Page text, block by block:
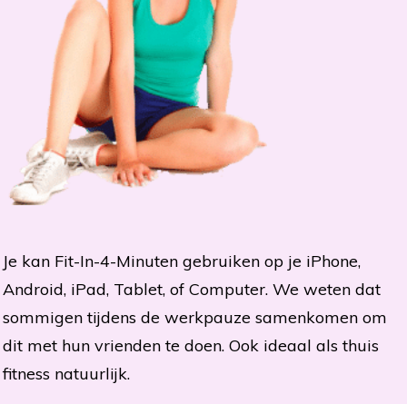
Je kan Fit-In-4-Minuten gebruiken op je iPhone,
Android, iPad, Tablet, of Computer. We weten dat
sommigen tijdens de werkpauze samenkomen om
dit met hun vrienden te doen. Ook ideaal als thuis
fitness natuurlijk.